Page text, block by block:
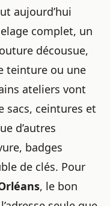
aujourd’hui
complet, un
décousue,
teinture ou une
ateliers vont
sacs, ceintures et
d’autres
badges
de clés. Pour
, le bon